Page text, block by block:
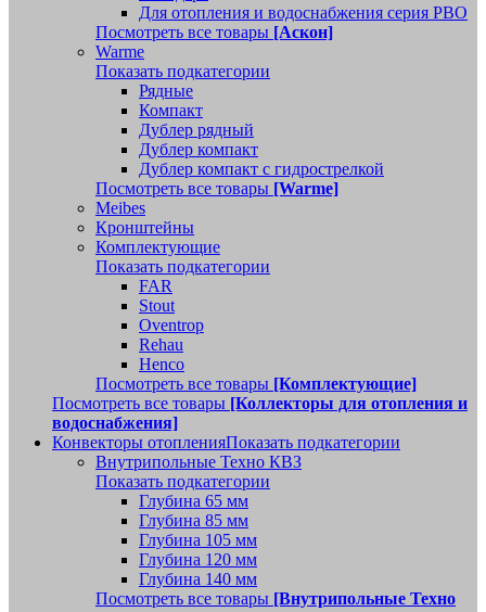
Для отопления и водоснабжения серия РВО
Посмотреть все товары [Аскон]
Warme
Показать подкатегории
Рядные
Компакт
Дублер рядный
Дублер компакт
Дублер компакт с гидрострелкой
Посмотреть все товары [Warme]
Meibes
Кронштейны
Комплектующие
Показать подкатегории
FAR
Stout
Oventrop
Rehau
Henco
Посмотреть все товары [Комплектующие]
Посмотреть все товары [Коллекторы для отопления и
водоснабжения]
Конвекторы отопленияПоказать подкатегории
Внутрипольные Техно КВЗ
Показать подкатегории
Глубина 65 мм
Глубина 85 мм
Глубина 105 мм
Глубина 120 мм
Глубина 140 мм
Посмотреть все товары [Внутрипольные Техно